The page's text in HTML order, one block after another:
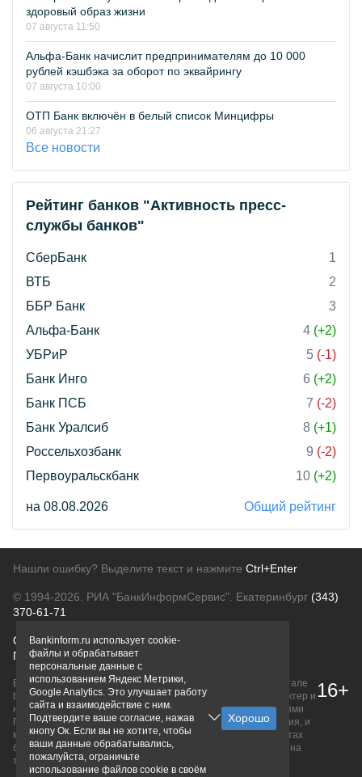
здоровый образ жизни
07 августа 11:50
Альфа-Банк начислит предпринимателям до 10 000
рублей кэшбэка за оборот по эквайрингу
07 августа 10:00
ОТП Банк включён в белый список Минцифры
06 августа 21:27
Все новости
Рейтинг банков "Активность пресс-
службы банков"
СберБанк
1
ВТБ
2
ББР Банк
3
Альфа-Банк
4 (+2)
УБРиР
5 (-1)
Банк Инго
6 (+2)
Банк ПСБ
7 (-2)
Банк Уралсиб
8 (+1)
Россельхозбанк
9 (-2)
Первоуральскбанк
10 (+2)
на 08.08.2026 Общий рейтинг
Нашли ошибку? Выделите текст и нажмите Ctrl+Enter
© 1994-2026. РИА "БанкИнформСервис". Екатеринбург (343)
370-61-71
О проектеПолитика конфиденциальности
Правовая информацияДля рекламодателей
Вся информация о продуктах банков, размещенная на портале
bankinform.ru, носит исключительно ознакомительный характер и
не является публичной офертой, определяемой положениями
ГК РФ. Информация не содержит точного и полного описания, и
может быть изменена. Конечные условия уточняйте на сайтах
банков или при личном обращении. Исключительное право на
товарные знаки принадлежит их правообладателям.
16+
Bankinform.ru использует cookie-
файлы и обрабатывает
персональные данные с
использованием Яндекс Метрики,
Google Analytics. Это улучшает работу
сайта и взаимодействие с ним.
Подтвердите ваше согласие, нажав
кнопу Ок. Если вы не хотите, чтобы
ваши данные обрабатывались,
пожалуйста, ограничьте
использование файлов cookie в своём